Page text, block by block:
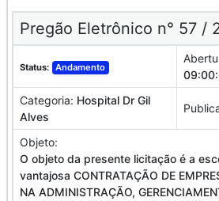
Pregão Eletrônico n° 57 /
Status: Andamento
Categoria: Hospital Dr Gil
Alves
Objeto:
O objeto da presente licitação é a
vantajosa CONTRATAÇÃO DE
NA ADMINISTRAÇÃO,